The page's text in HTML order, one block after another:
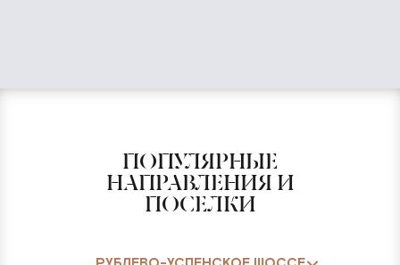
ПОПУЛЯРНЫЕ
НАПРАВЛЕНИЯ И
ПОСЕЛКИ